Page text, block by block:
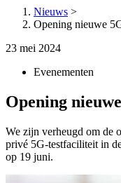
Nieuws >
Opening nieuwe
23 mei 2024
Evenementen
Opening
We zijn verheugd om de
privé 5G-testfaciliteit in
op 19 juni.